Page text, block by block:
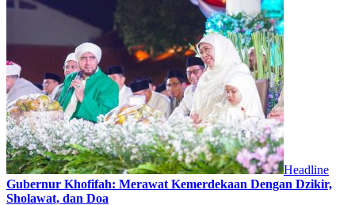
Headline
Gubernur Khofifah: Merawat Kemerdekaan Dengan Dzikir,
Sholawat, dan Doa